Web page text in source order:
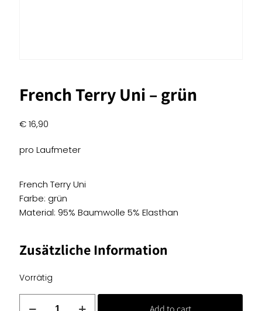
French Terry Uni – grün
€16,90
pro Laufmeter
French Terry Uni
Farbe: grün
Material: 95% Baumwolle 5% Elasthan
Zusätzliche Information
Vorrätig